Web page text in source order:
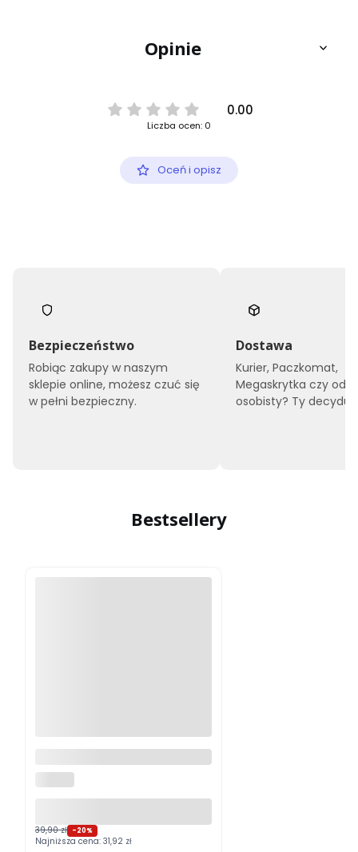
Opinie
0.00
Liczba ocen: 0
Oceń i opisz
Bezpieczeństwo
Robiąc zakupy w naszym
sklepie online, możesz czuć się
w pełni bezpieczny.
Dostawa
Kurier, Paczkomat,
Megaskrytka czy
osobisty? Ty
Bestsellery
39,90 zł -20%
Najniższa cena: 31,92 zł